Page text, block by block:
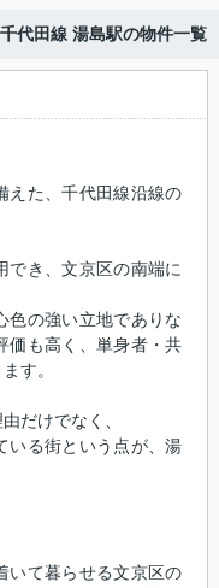
千代田線 湯島駅の物件一覧
えた、千代田線沿線の
でき、文京区の南端に
色の強い立地でありな
価も高く、単身者・共
す。
だけでなく、
いる街という点が、湯
いて暮らせる文京区の